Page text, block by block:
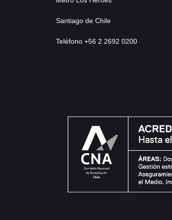
Santiago de Chile
Teléfono +56 2 2692 0200